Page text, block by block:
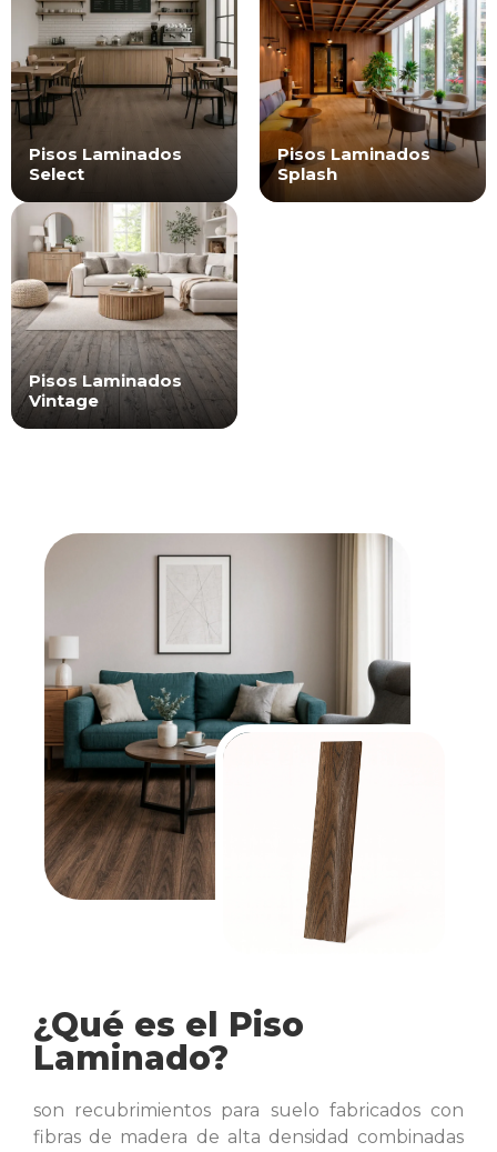
Pisos Laminados
Select
Pisos Laminados
Splash
Pisos Laminados
Vintage
¿Qué es el Piso
Laminado?
son recubrimientos para suelo fabricados con
fibras de madera de alta densidad combinadas